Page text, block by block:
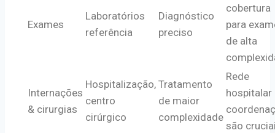
Exames
Laboratórios
referência
Diagnóstico
preciso
cobertura
para
de alta
Internações
& cirurgias
Hospitalização,
centro
cirúrgico
Tratamento
de maior
complexidade
Rede
hospitalar
são